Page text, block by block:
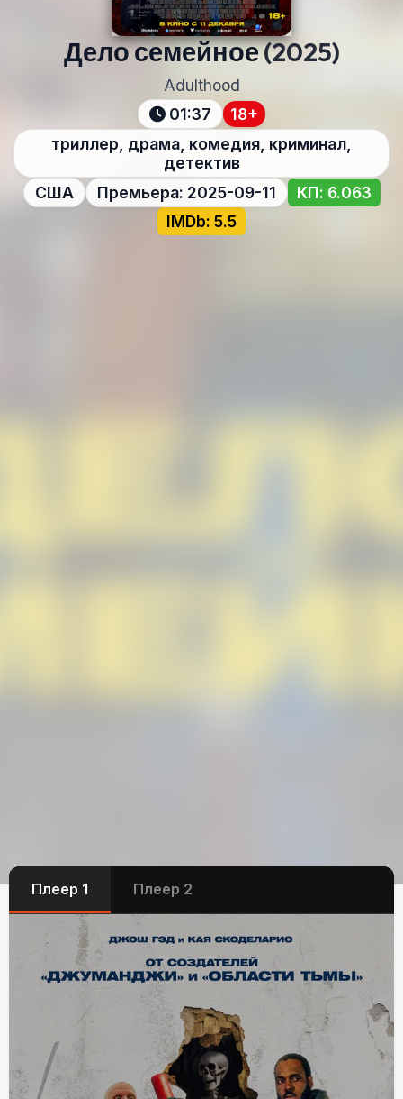
Дело семейное(2025)
Adulthood
01:37
18+
триллер, драма, комедия, криминал,
детектив
США
Премьера: 2025-09-11
КП: 6.063
IMDb: 5.5
Плеер 1 Плеер 2